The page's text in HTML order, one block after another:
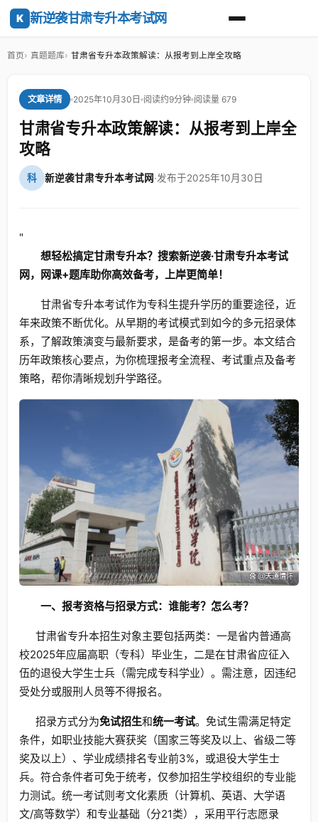
K 新逆袭甘肃专升本考试网
首页 真题题库 甘肃省专升本政策解读：从报考到上岸全攻略
文章详情 2025年10月30日 阅读约9分钟 阅读量 679
甘肃省专升本政策解读：从报考到上岸全
攻略
科 新逆袭甘肃专升本考试网·发布于2025年10月30日
"
想轻松搞定甘肃专升本？搜索新逆袭·甘肃专升本考试
网，网课+题库助你高效备考，上岸更简单！
甘肃省专升本考试作为专科生提升学历的重要途径，近
年来政策不断优化。从早期的考试模式到如今的多元招录体
系，了解政策演变与最新要求，是备考的第一步。本文结合
历年政策核心要点，为你梳理报考全流程、考试重点及备考
策略，帮你清晰规划升学路径。
一、报考资格与招录方式：谁能考？怎么考？
甘肃省专升本招生对象主要包括两类：一是省内普通高
校2025年应届高职（专科）毕业生，二是在甘肃省应征入
伍的退役大学生士兵（需完成专科学业）。需注意，因违纪
受处分或服刑人员等不得报名。
招录方式分为免试招生和统一考试。免试生需满足特定
条件，如职业技能大赛获奖（国家三等奖及以上、省级二等
奖及以上）、学业成绩排名专业前3%，或退役大学生士
兵。符合条件者可免于统考，仅参加招生学校组织的专业能
力测试。统一考试则考文化素质（计算机、英语、大学语
文/高等数学）和专业基础（分21类），采用平行志愿录